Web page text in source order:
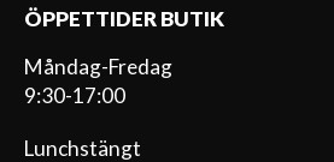
ÖPPETTIDER BUTIK
Måndag-Fredag
9:30-17:00
Lunchstängt